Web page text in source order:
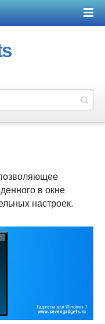
в окне
настроек.